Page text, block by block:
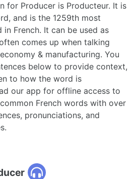
for Producer is Producteur. It is
and is the 1259th most
French. It can be used as
comes up when talking
& manufacturing. You
below to provide context,
to how the word is
our app for offline access to
French words with over
pronunciations, and